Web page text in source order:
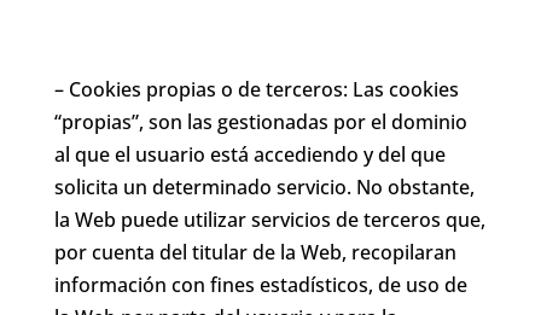
– Cookies propias o de terceros: Las cookies
“propias”, son las gestionadas por el dominio
al que el usuario está accediendo y del que
solicita un determinado servicio. No obstante,
la Web puede utilizar servicios de terceros que,
por cuenta del titular de la Web, recopilaran
información con fines estadísticos, de uso de